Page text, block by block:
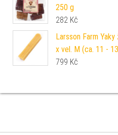
250 g
282 Kč
Larsson Farm
x vel. M (ca. 11 -
799 Kč